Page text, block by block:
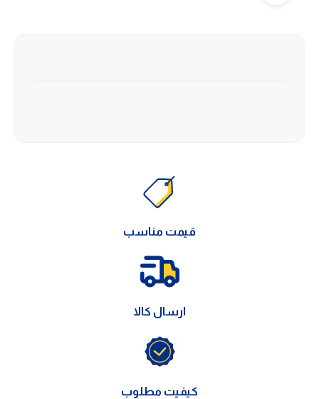
قیمت مناسب
ارسال کالا
کیفیت مطلوب